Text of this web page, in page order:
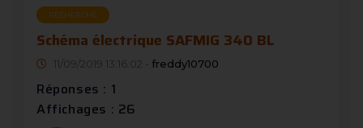
RECHERCHE
Schéma électrique SAFMIG 340 BL
11/09/2019 13:16:02 - freddy10700
Réponses : 1
Affichages : 26